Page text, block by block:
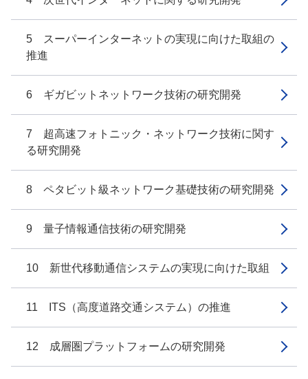
5 スーパーインターネットの実現に向けた取組の
推進
6 ギガビットネットワーク技術の研究開発
7 超高速フォトニック・ネットワーク技術に関す
る研究開発
8 ペタビット級ネットワーク基礎技術の研究開発
9 量子情報通信技術の研究開発
10 新世代移動通信システムの実現に向けた取組
11 ITS（高度道路交通システム）の推進
12 成層圏プラットフォームの研究開発